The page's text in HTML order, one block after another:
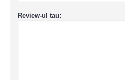
Review-ul tau: